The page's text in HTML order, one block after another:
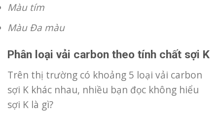
Màu tím
Màu Đa màu
Phân loại vải carbon theo tính chất sợi K
Trên thị trường có khoảng 5 loại vải carbon
sợi K khác nhau, nhiều bạn đọc không hiểu
sợi K là gì?